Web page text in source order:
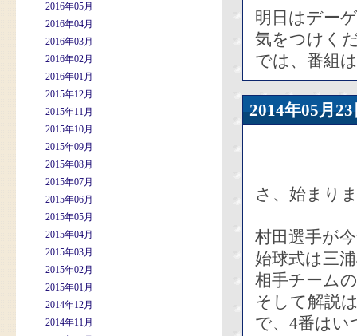
2016年05月
2016年04月
2016年03月
2016年02月
2016年01月
2015年12月
2015年11月
2015年10月
2015年09月
2015年08月
2015年07月
2015年06月
2015年05月
2015年04月
2015年03月
2015年02月
2015年01月
2014年12月
2014年11月
明日はデー
気をつけく
では、番組
2014年05
さ、始まり
村田選手が
始球式は三
相手チーム
そして解説
で、4番はい